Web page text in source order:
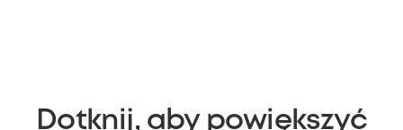
Dotknij, aby powiększyć